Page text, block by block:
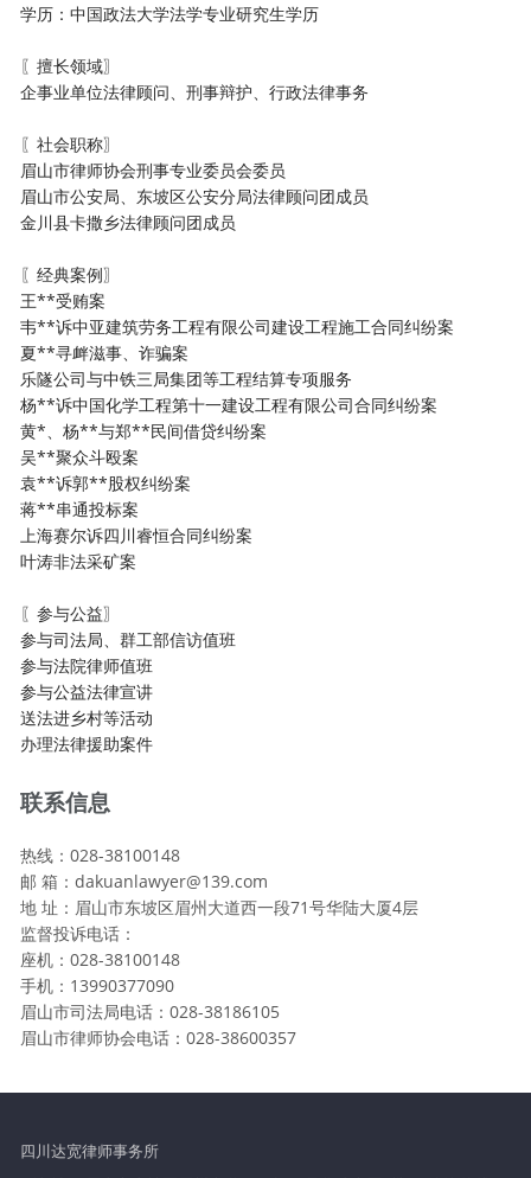
学历：中国政法大学法学专业研究生学历
〖擅长领域〗
企事业单位法律顾问、刑事辩护、行政法律事务
〖社会职称〗
眉山市律师协会刑事专业委员会委员
眉山市公安局、东坡区公安分局法律顾问团成员
金川县卡撒乡法律顾问团成员
〖经典案例〗
王**受贿案
韦**诉中亚建筑劳务工程有限公司建设工程施工合同纠纷案
夏**寻衅滋事、诈骗案
乐隧公司与中铁三局集团等工程结算专项服务
杨**诉中国化学工程第十一建设工程有限公司合同纠纷案
黄*、杨**与郑**民间借贷纠纷案
吴**聚众斗殴案
袁**诉郭**股权纠纷案
蒋**串通投标案
上海赛尔诉四川睿恒合同纠纷案
叶涛非法采矿案
〖参与公益〗
参与司法局、群工部信访值班
参与法院律师值班
参与公益法律宣讲
送法进乡村等活动
办理法律援助案件
联系信息
热线：028-38100148
邮 箱：dakuanlawyer@139.com
地 址：眉山市东坡区眉州大道西一段71号华陆大厦4层
监督投诉电话：
座机：028-38100148
手机：13990377090
眉山市司法局电话：028-38186105
眉山市律师协会电话：028-38600357
四川达宽律师事务所